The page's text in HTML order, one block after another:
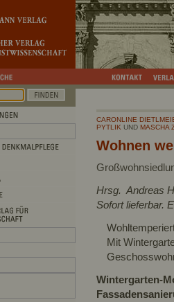
CARONLINE
PYTLIK UND MASCHA
Wohnen
Hrsg. Andreas
Sofort lieferbar.
Mit
Wintergarten-